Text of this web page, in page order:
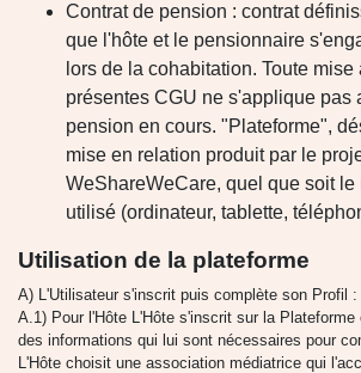
Contrat de pension : contrat
que l'hôte et le pensionnaire
lors de la cohabitation. Toute mise
présentes CGU ne s'applique pas
pension en cours. "Plateforme",
mise en relation produit par le
WeShareWeCare, quel que soit le
utilisé (ordinateur, tablette,
Utilisation de la plateforme
A) L'Utilisateur s'inscrit puis complète son Profil :
A.1) Pour l'Hôte L'Hôte s'inscrit sur la
des informations qui lui sont nécessaires pour
L'Hôte choisit une association médiatrice qui